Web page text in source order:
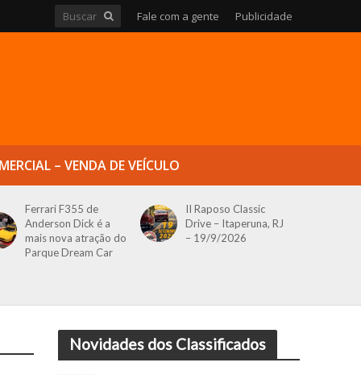
Fale com a gente Publicidade
– VENDA DE VEÍCULO
Ferrari F355 de
Anderson Dick é a
mais nova atração do
Parque Dream Car
II Raposo Classic
Drive – Itaperuna, RJ
– 19/9/2026
Novidades dos Classificados